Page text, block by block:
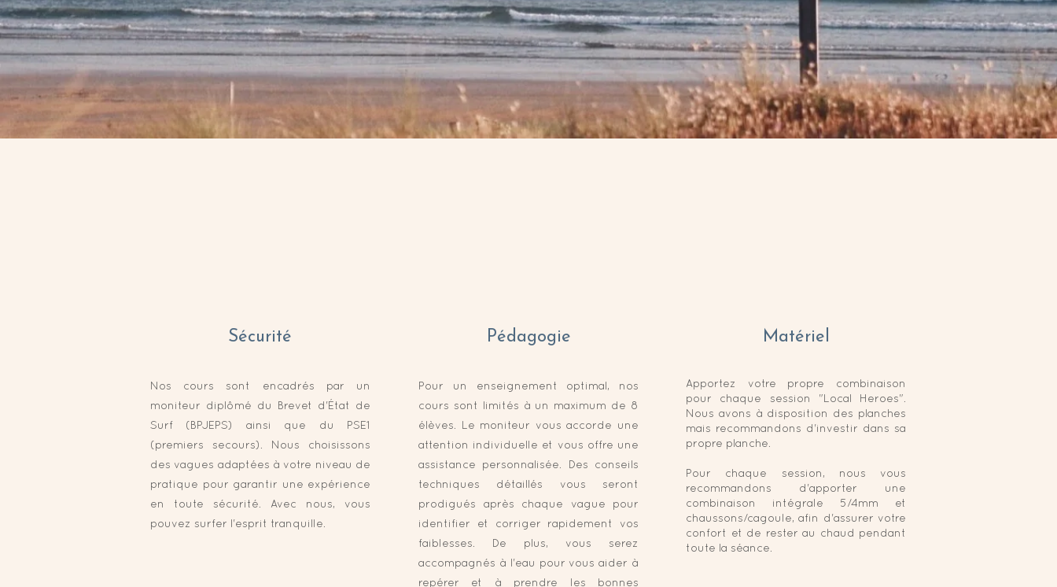
Sécurité
Nos cours sont encadrés par un
moniteur diplômé du Brevet d'État de
Surf (BPJEPS) ainsi que du PSE1
(premiers secours). Nous choisissons
des vagues adaptées à votre niveau de
pratique pour garantir une expérience
en toute sécurité. Avec nous, vous
pouvez surfer l'esprit tranquille.
Pédagogie
Pour un enseignement optimal, nos
cours sont limités à un maximum de 8
élèves. Le moniteur vous accorde une
attention individuelle et vous offre une
assistance personnalisée. Des conseils
techniques détaillés vous seront
prodigués après chaque vague pour
identifier et corriger rapidement vos
faiblesses. De plus, vous serez
accompagnés à l'eau pour vous aider à
repérer et à prendre les bonnes
Matériel
Apportez votre propre combinaison
pour chaque session "Local Heroes".
Nous avons à disposition des planches
mais recommandons d'investir dans sa
propre planche.
Pour chaque session, nous vous
recommandons d'apporter une
combinaison intégrale 5/4mm et
chaussons/cagoule, afin d'assurer votre
confort et de rester au chaud pendant
toute la séance.